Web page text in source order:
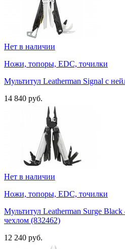
Нет в наличии
Ножи, топоры, EDC, точилки
Мультитул Leatherman Signal с
14 840 руб.
Нет в наличии
Ножи, топоры, EDC, точилки
Мультитул Leatherman Surge
чехлом (832462)
12 240 руб.